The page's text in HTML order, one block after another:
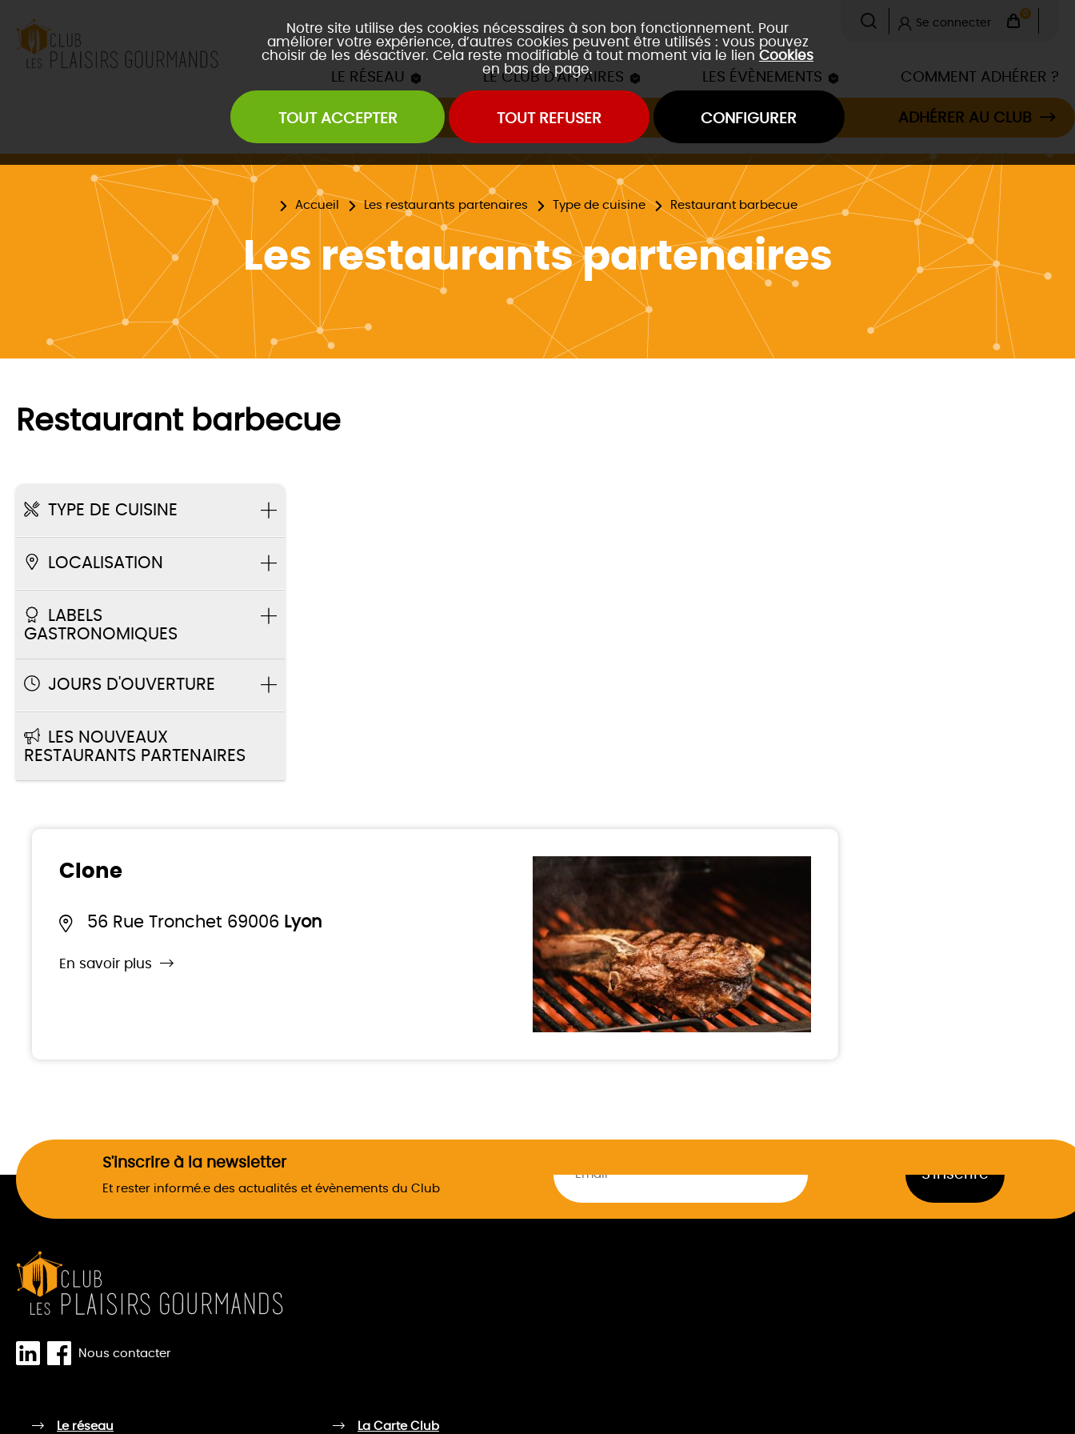
Notre site utilise des cookies nécessaires à son bon fonctionnement. Pour
améliorer votre expérience, d’autres cookies peuvent être utilisés : vous pouvez
choisir de les désactiver. Cela reste modifiable à tout moment via le lien Cookies
en bas de page.
TOUT ACCEPTER TOUT REFUSER CONFIGURER
0
Se connecter
LE RÉSEAU LE CLUB D'AFFAIRES LES ÉVÈNEMENTS
Les Afterwork du Club
Évènements Inter Club
Les mâchons du Club
Les event's "À la découverte de..."
COMMENT ADHÉRER ?
ADHÉRER AU CLUB
Accueil Les restaurants partenaires Type de cuisine Restaurant barbecue
Les restaurants partenaires
Restaurant barbecue
TYPE DE CUISINE
LOCALISATION
LABELS
GASTRONOMIQUES
JOURS D'OUVERTURE
LES NOUVEAUX
RESTAURANTS PARTENAIRES
Clone
56 Rue Tronchet 69006 Lyon
En savoir plus
S'inscrire à la newsletter
Et rester informé.e des actualités et évènements du Club
Nous contacter
Le réseau La Carte Club